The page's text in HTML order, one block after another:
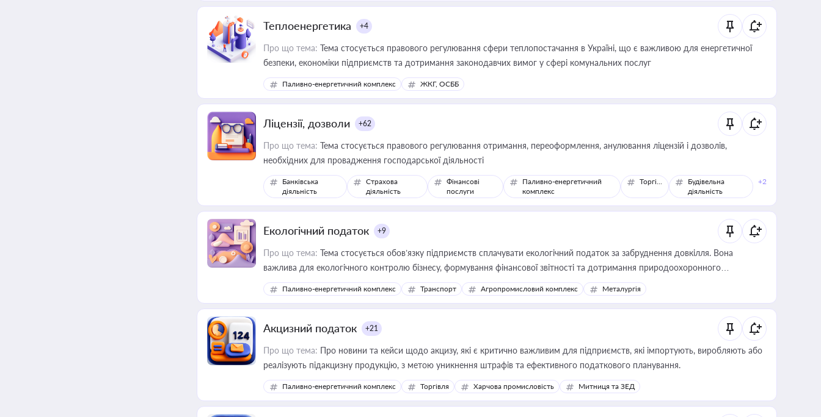
Теплоенергетика +4
Про що тема: Тема стосується правового регулювання сфери теплопостачання в Україні, що є важливою для енергетичної
безпеки, економіки підприємств та дотримання законодавчих вимог у сфері комунальних послуг
Паливно-енергетичний комплекс ЖКГ, ОСББ
Ліцензії, дозволи +62
Про що тема: Тема стосується правового регулювання отримання, переоформлення, анулювання ліцензій і дозволів,
необхідних для провадження господарської діяльності
Банківська
діяльність
Страхова
діяльність
Фінансові
послуги
Паливно-енергетичний
комплекс
Торгівля
Будівельна
діяльність
+2
Екологічний податок +9
Про що тема: Тема стосується обов’язку підприємств сплачувати екологічний податок за забруднення довкілля. Вона
важлива для екологічного контролю бізнесу, формування фінансової звітності та дотримання природоохоронного
законодавства
Паливно-енергетичний комплекс Транспорт Агропромисловий комплекс Металургія
Акцизний податок +21
Про що тема: Про новини та кейси щодо акцизу, які є критично важливим для підприємств, які імпортують, виробляють або
реалізують підакцизну продукцію, з метою уникнення штрафів та ефективного податкового планування.
Паливно-енергетичний комплекс Торгівля Харчова промисловість Митниця та ЗЕД